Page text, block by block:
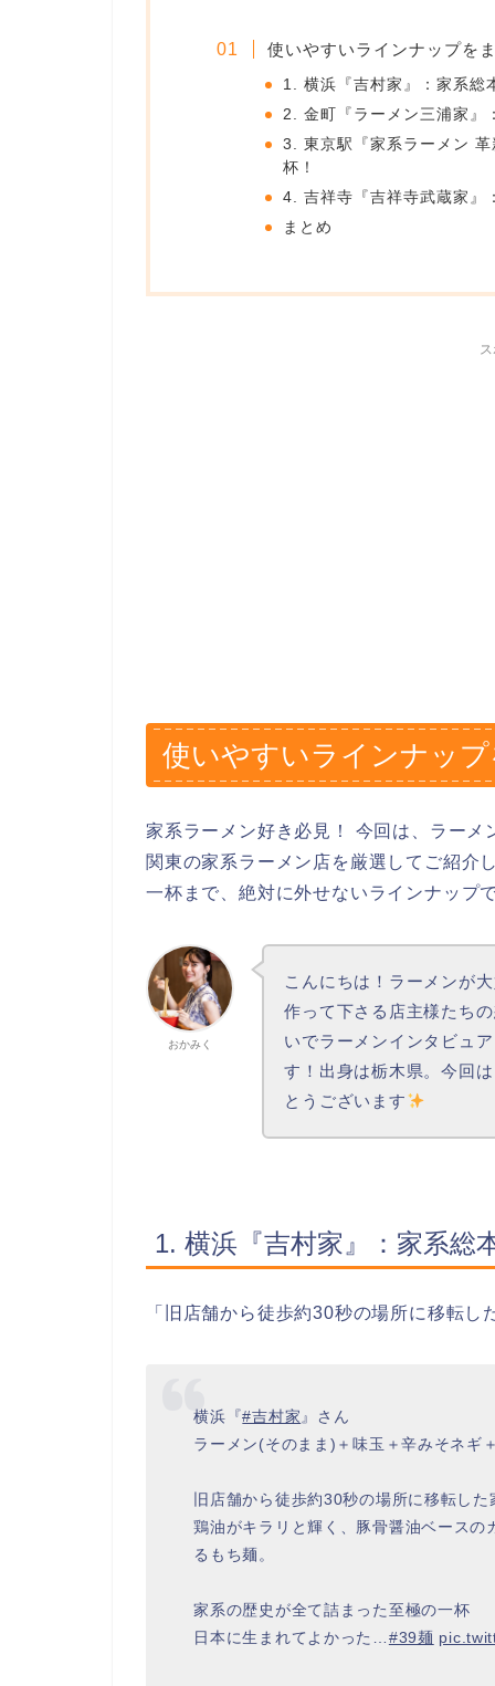
使いやすいラインナップを
1. 横浜『吉村家』：家系総
2. 金町『ラーメン三浦家』
3. 東京駅『家系ラーメン
杯！
4. 吉祥寺『吉祥寺武蔵家』
まとめ
使いやすいラインナッ
家系ラーメン好き必見！ 今回は、ラー
関東の家系ラーメン店を厳選してご紹介
一杯まで、絶対に外せないラインナップ
おかみく
こんにちは！ラーメンが
作って下さる店主様たち
いでラーメンインタビュ
す！出身は栃木県。今回
とうございます
1. 横浜『吉村家』：家系総
「旧店舗から徒歩約30秒の場所に移転し
横浜『#吉村家 』さん
ラーメン(そのまま)＋味玉＋辛みそネギ
旧店舗から徒歩約30秒の場所に移転した
鶏油がキラリと輝く、豚骨醤油ベース
るもち麺。
家系の歴史が全て詰まった至極の一杯
日本に生まれてよかった… #39麺